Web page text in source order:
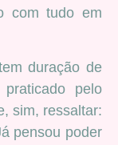
com tudo em
duração de
pelo
sim, ressaltar:
pensou poder